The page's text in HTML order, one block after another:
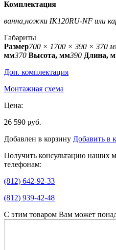
Комплектация
ванна,ножки IK120RU-NF или
Габариты
Размер700 × 1700 × 390 × 370
мм370 Высота, мм390 Длина,
Доп. комплектация
Монтажная схема
Цена:
26 590 руб.
Добавлен в корзину Добавить в
Получить консультацию наших
телефонам:
(812) 642-92-33
(812) 939-42-48
С этим товаром Вам может